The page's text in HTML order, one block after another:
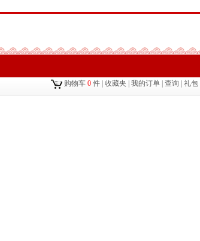
购物车 0 件 收藏夹 我的订单 查询 礼包